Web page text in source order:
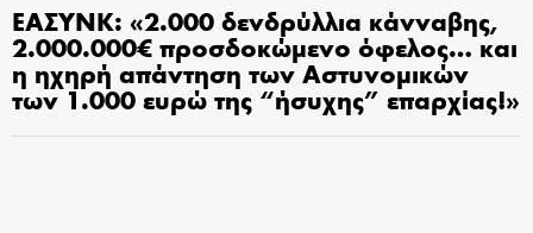
ΕΑΣΥΝΚ: «2.000 δενδρύλλια κάνναβης,
2.000.000€ προσδοκώμενο όφελος… και
η ηχηρή απάντηση των Αστυνομικών
των 1.000 ευρώ της “ήσυχης” επαρχίας!»